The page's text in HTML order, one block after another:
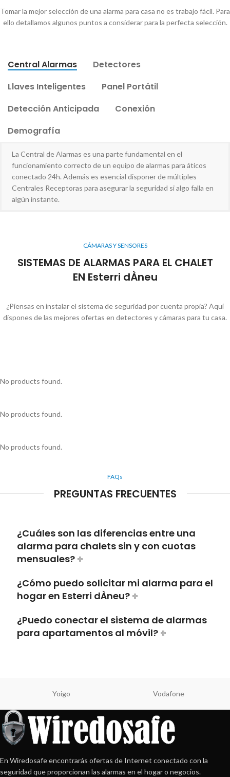
Tomar la mejor selección de una alarma para casa no es trabajo fácil. Para
ello detallamos algunos puntos a considerar para la perfecta selección.
Central Alarmas
Detectores
Llaves Inteligentes
Panel Portátil
Detección Anticipada
Conexión
Demografía
La Central de Alarmas es una parte fundamental en el
funcionamiento correcto de un equipo de alarmas para áticos
conectado 24h. Además es esencial disponer de múltiples
Centrales Receptoras para asegurar la seguridad si algo falla en
algún instante.
CÁMARAS Y SENSORES
SISTEMAS DE ALARMAS PARA EL CHALET
EN Esterri dÀneu
¿Piensas en instalar el sistema de seguridad por cuenta propia? Aquí
dispones de las mejores ofertas en detectores y cámaras para tu casa.
No products found.
No products found.
No products found.
FAQs
PREGUNTAS FRECUENTES
¿Cuáles son las diferencias entre una
alarma para chalets sin y con cuotas
mensuales?
¿Cómo puedo solicitar mi alarma para el
hogar en Esterri dÀneu?
¿Puedo conectar el sistema de alarmas
para apartamentos al móvil?
Yoigo Vodafone
En Wiredosafe encontrarás ofertas de Internet conectado con la
seguridad que proporcionan las alarmas en el hogar o negocios.